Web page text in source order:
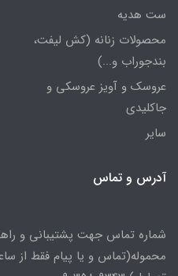
ست هدیه
محصولات زنانه (کش لیفت،
بندجوراب و...)
عروسک و آویز عروسکی و
جاکلیدی
سایر
آدرس و تماس
شماره تماس جهت پشتیبانی و